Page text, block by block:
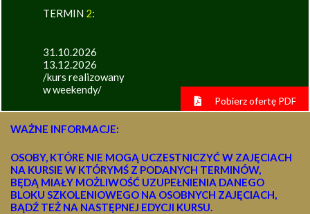
TERMIN 2:
31.10.2026
13.12.2026
/kurs realizowany
w weekendy/
Pobierz ofertę PDF
WAŻNE INFORMACJE:
OSOBY, KTÓRE NIE MOGĄ UCZESTNICZYĆ W ZAJĘCIACH
NA KURSIE W KTÓRYMŚ Z PODANYCH TERMINÓW,
BĘDĄ MIAŁY MOŻLIWOŚĆ UZUPEŁNIENIA DANEGO
BLOKU SZKOLENIOWEGO NA OSOBNYCH ZAJĘCIACH,
BĄDŹ TEŻ NA NASTĘPNEJ EDYCJI KURSU.